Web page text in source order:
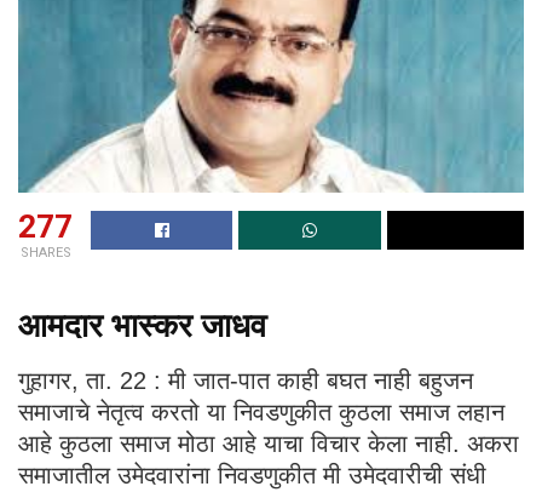
277
SHARES
आमदार भास्कर जाधव
गुहागर, ता. 22 : मी जात-पात काही बघत नाही बहुजन
समाजाचे नेतृत्व करतो या निवडणुकीत कुठला समाज लहान
आहे कुठला समाज मोठा आहे याचा विचार केला नाही. अकरा
समाजातील उमेदवारांना निवडणुकीत मी उमेदवारीची संधी